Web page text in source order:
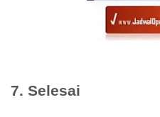
7. Selesai